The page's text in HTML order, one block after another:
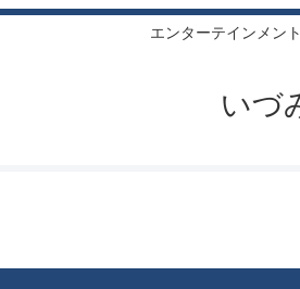
エンターテインメン
いづ